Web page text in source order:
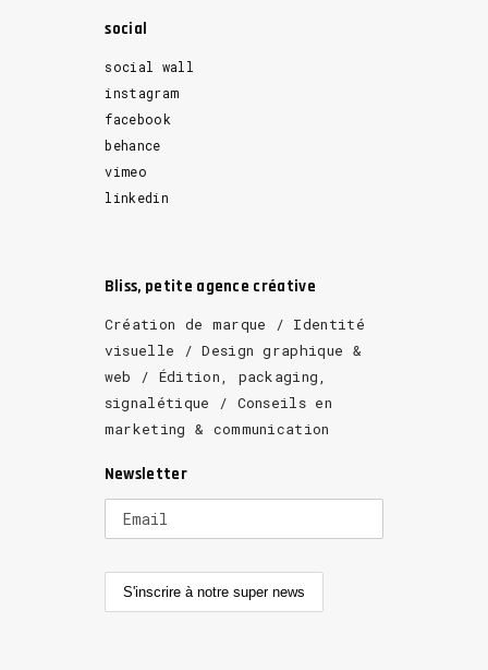
social
social wall
instagram
facebook
behance
vimeo
linkedin
Bliss, petite agence créative
Création de marque / Identité
visuelle / Design graphique &
web / Édition, packaging,
signalétique / Conseils en
marketing & communication
Newsletter